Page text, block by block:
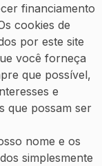
financiamento
cookies de
​​por este site
você forneça
que possível,
e
que possam ser
nome e os
simplesmente